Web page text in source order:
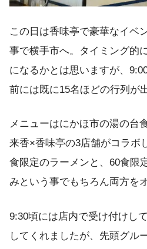
この日は香味亭で豪華なイベ
事で横手市へ。タイミング的
になるかとは思いますが、
前には既に15名ほどの行列が
メニューはにかほ市の湯の台
来香×香味亭の3店舗がコラボ
食限定のラーメンと、60食限
みという事でもちろん両方を
9:30頃には店内で受け付けし
してくれましたが、先頭グル